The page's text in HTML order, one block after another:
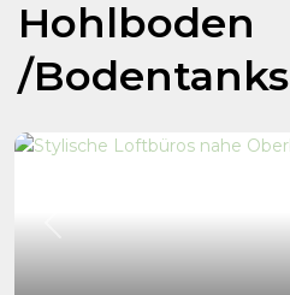
Hohlboden
/Bodentanks
Previous